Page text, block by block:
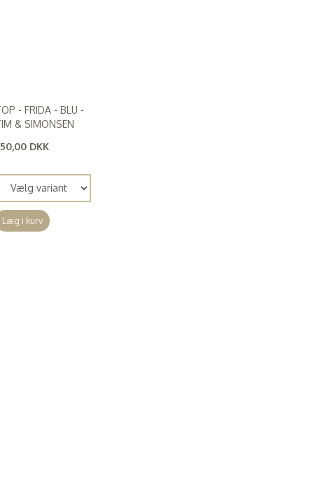
- FRIDA - BLU -
& SIMONSEN
DKK
Læg i kurv